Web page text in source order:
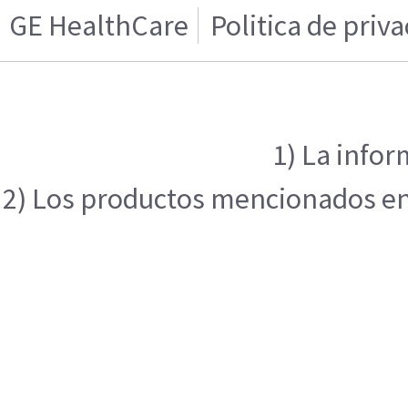
GE HealthCare Politica de
1) La
2) Los productos mencionados